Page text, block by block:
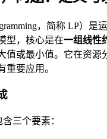
，简称 LP）是
型，核心是在一组线性
值或最小值。它在资源
重要应用。
三个要素：